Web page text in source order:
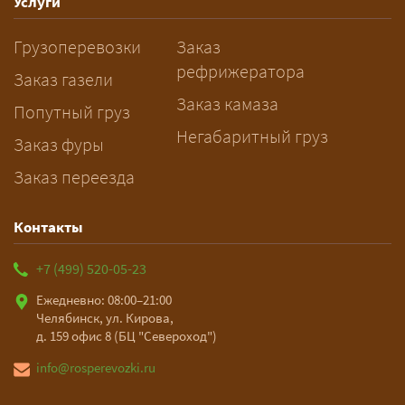
заблаговременно — логист
рассчитает маршрут и запустит
подготовку документов.
Грузоперевозки
Заказ газели
Попутный груз
Заказ фуры
Заказ переезда
Заказ
рефрижератора
Заказ камаза
Негабаритный груз
Контакты
+7 (499) 520-05-23
Ежедневно: 08:00–21:00
Челябинск, ул. Кирова,
д. 159 офис 8 (БЦ "Североход")
info@rosperevozki.ru